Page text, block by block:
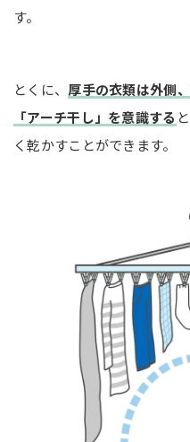
す。
とくに、 厚手の衣類は外側
「アーチ干し」を意識する
く乾かすことができます。